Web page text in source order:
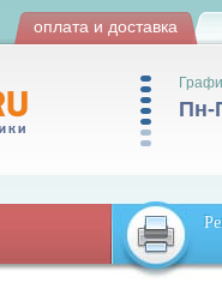
оплата и доставка
Пн-